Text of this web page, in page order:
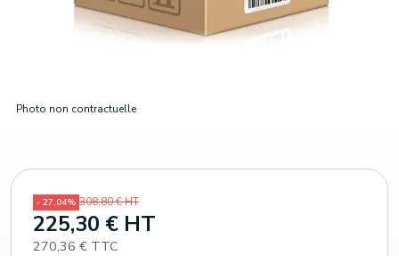
Photo non contractuelle
- 27,04% 308,80 € HT
225,30 € HT
270,36 € TTC